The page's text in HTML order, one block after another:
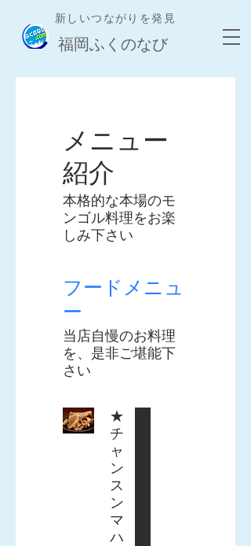
​福岡ふくのなび
新しいつながりを発見
メニュー
紹介
本格的な本場のモ
ンゴル料理をお楽
しみ下さい
フードメニュ
ー
当店自慢のお料理
を、是非ご堪能下
さい
★
チ
ャ
ン
ス
ン
マ
ハ